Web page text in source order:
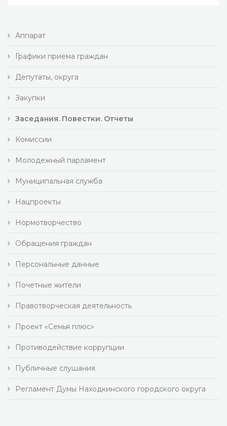
Аппарат
Графики приема граждан
Депутаты, округа
Закупки
Заседания. Повестки. Отчеты
Комиссии
Молодежный парламент
Муниципальная служба
Нацпроекты
Нормотворчество
Обращения граждан
Персональные данные
Почетные жители
Правотворческая деятельность
Проект «Семья плюс»
Противодействие коррупции
Публичные слушания
Регламент Думы Находкинского городского округа